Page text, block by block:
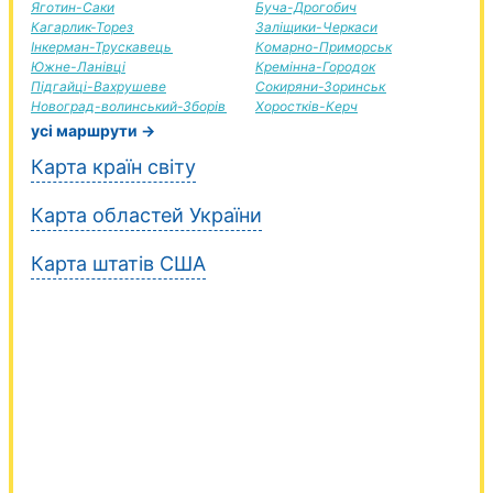
Яготин-Саки
Кагарлик-Торез
Інкерман-Трускавець
Южне-Ланівці
Підгайці-Вахрушеве
Новоград-волинський-Зборів
Буча-Дрогобич
Заліщики-Черкаси
Комарно-Приморськ
Кремінна-Городок
Сокиряни-Зоринськ
Хоростків-Керч
усі маршрути →
Карта країн світу
Карта областей України
Карта штатів США